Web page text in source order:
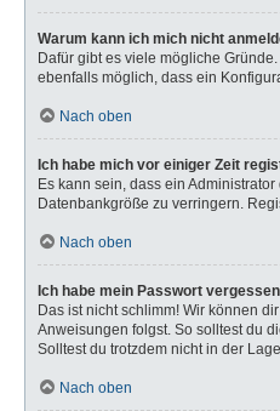
Warum kann ich mich nicht
Dafür gibt es viele mögliche
ebenfalls möglich, dass ein
Nach oben
Ich habe mich vor einiger Zeit
Es kann sein, dass ein
Datenbankgröße zu verringern.
Nach oben
Ich habe mein Passwort
Das ist nicht schlimm! Wir können
Anweisungen folgst. So solltest du
Solltest du trotzdem nicht in der
Nach oben